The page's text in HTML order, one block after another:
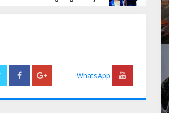
WhatsApp